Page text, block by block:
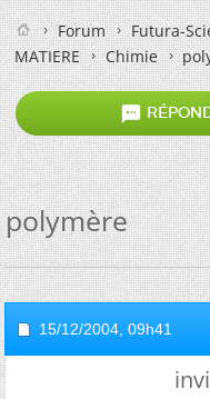
Forum
Futura-
MATIERE
Chimie

polymère
15/12/2004, 09h41